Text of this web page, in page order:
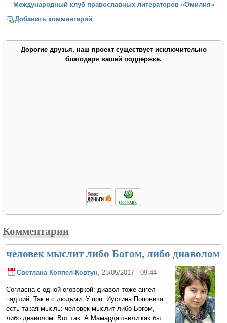
Международный клуб православных литераторов «Омилия»
Добавить комментарий
Дорогие друзья, наш проект существует исключительно
благодаря вашей поддержке.
Комментарии
человек мыслит либо Богом, либо диаволом
Светлана Коппел-Ковтун, 23/05/2017 - 09:44
Согласна с одной оговоркой: диавол тоже ангел -
падший. Так и с людьми. У прп. Иустина Поповича
есть такая мысль: человек мыслит либо Богом,
либо диаволом. Вот так. А Мамардашвили как бы